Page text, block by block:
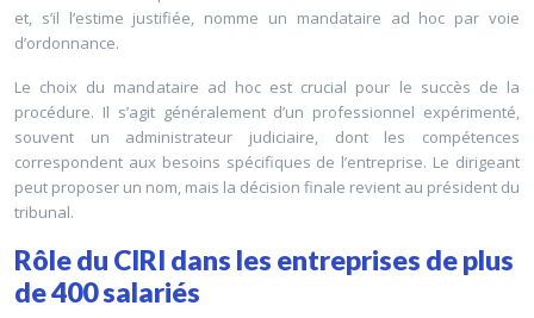
et, s’il l’estime justifiée, nomme un mandataire ad hoc par voie
d’ordonnance.
Le choix du mandataire ad hoc est crucial pour le succès de la
procédure. Il s’agit généralement d’un professionnel expérimenté,
souvent un administrateur judiciaire, dont les compétences
correspondent aux besoins spécifiques de l’entreprise. Le dirigeant
peut proposer un nom, mais la décision finale revient au président du
tribunal.
Rôle du CIRI dans les entreprises de plus
de 400 salariés